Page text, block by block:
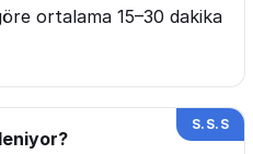
ortalama 15–30 dakika